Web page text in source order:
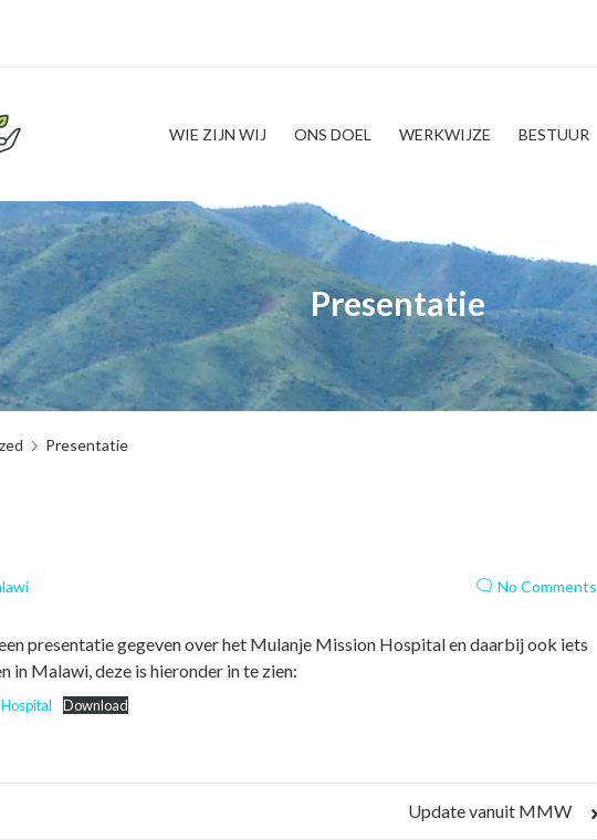
WIE ZIJN WIJ ONS DOEL WERKWIJZE BESTUUR
Presentatie
Presentatie
No Comments
presentatie gegeven over het Mulanje Mission Hospital en daarbij ook iets
in Malawi, deze is hieronder in te zien:
Download
Update vanuit MMW